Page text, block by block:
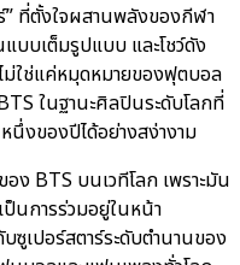
” ที่ตั้งใจผสานพลังของกีฬา
บบเต็มรูปแบบ และโชว์ดัง
ม่ใช่แค่หมุดหมายของฟุตบอล
ในฐานะศิลปินระดับโลกที่
งของปีได้อย่างสง่างาม
BTS บนเวทีโลก เพราะมัน
นการร่วมอยู่ในหน้า
เปอร์สตาร์ระดับตำนานของ